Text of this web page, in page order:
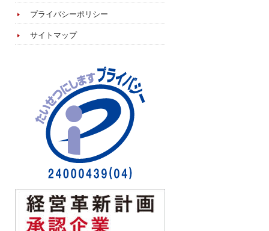
プライバシーポリシー
サイトマップ